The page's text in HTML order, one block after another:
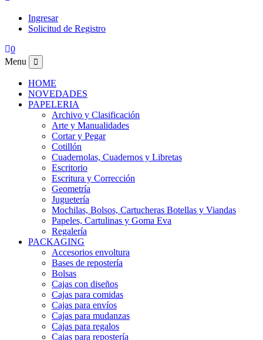
Ingresar
Solicitud de Registro
0
Menu
HOME
NOVEDADES
PAPELERIA
Archivo y Clasificación
Arte y Manualidades
Cortar y Pegar
Cotillón
Cuadernolas, Cuadernos y Libretas
Escritorio
Escritura y Corrección
Geometría
Juguetería
Mochilas, Bolsos, Cartucheras Botellas y Viandas
Papeles, Cartulinas y Goma Eva
Regalería
PACKAGING
Accesorios envoltura
Bases de repostería
Bolsas
Cajas con diseños
Cajas para comidas
Cajas para envíos
Cajas para mudanzas
Cajas para regalos
Cajas para repostería